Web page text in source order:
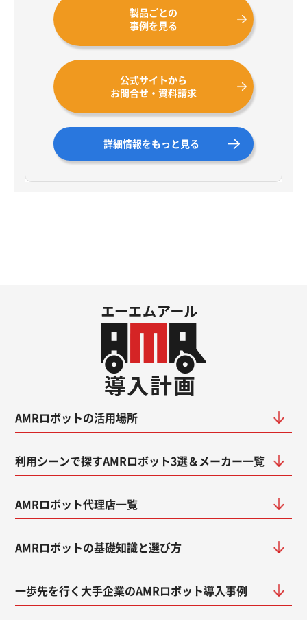
製品ごとの
事例を見る
公式サイトから
お問合せ・資料請求
詳細情報をもっと見る
AMRロボットの活用場所
利用シーンで探すAMRロボット3選＆メーカー一覧
AMRロボット代理店一覧
AMRロボットの基礎知識と選び方
一歩先を行く大手企業のAMRロボット導入事例